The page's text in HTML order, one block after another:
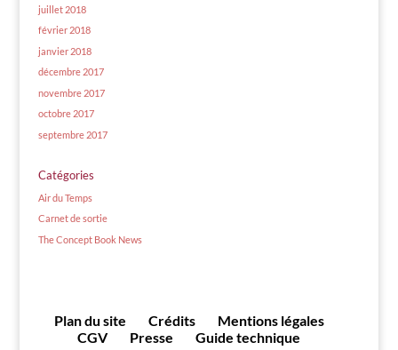
juillet 2018
février 2018
janvier 2018
décembre 2017
novembre 2017
octobre 2017
septembre 2017
Catégories
Air du Temps
Carnet de sortie
The Concept Book News
Plan du site Crédits
Mentions légales
CGV
Presse Guide technique